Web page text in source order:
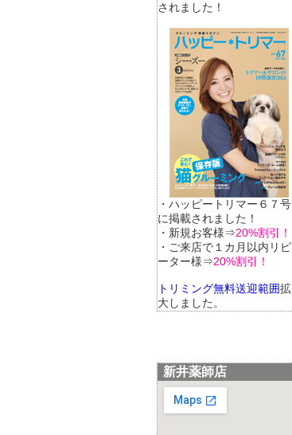
されました！
・ハッピートリマー６７号
に掲載されました！
・新規お客様⇒20%割引！
・ご来店で１カ月以内リピ
ーター様⇒20%割引！
トリミング無料送迎範囲拡
大しました。
新井薬師店